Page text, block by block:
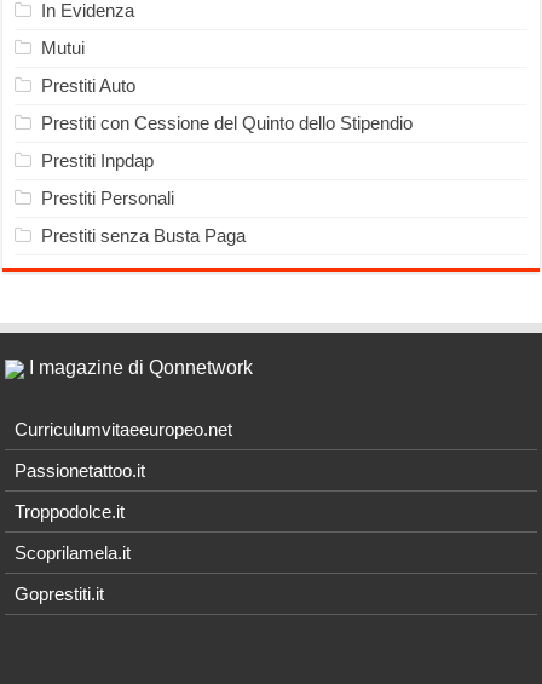
In Evidenza
Mutui
Prestiti Auto
Prestiti con Cessione del Quinto dello Stipendio
Prestiti Inpdap
Prestiti Personali
Prestiti senza Busta Paga
I magazine di Qonnetwork
Curriculumvitaeeuropeo.net
Passionetattoo.it
Troppodolce.it
Scoprilamela.it
Goprestiti.it